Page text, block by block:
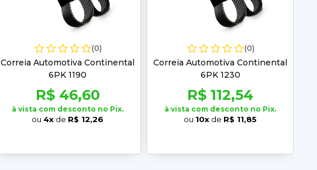
(0)
Correia Automotiva Continental
6PK 1190
R$ 46,60
à vista com desconto no Pix.
ou 4x de R$ 12,26
(0)
Correia Automotiva Continental
6PK 1230
R$ 112,54
à vista com desconto no Pix.
ou 10x de R$ 11,85